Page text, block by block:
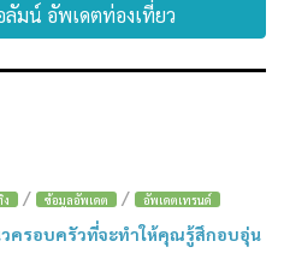
มน์ อัพเดตท่องเที่ยว
/ ข้อมูลอัพเดต / อัพเดตเทรนด์
ครอบครัวที่จะทำให้คุณรู้สึกอบอุ่น